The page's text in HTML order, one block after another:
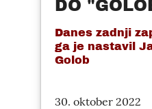
DO
Danes zadnji
ga je nastavil
Golob
30. oktober 2022